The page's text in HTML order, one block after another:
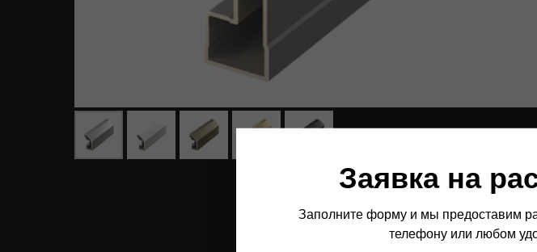
Заявка на
Заполните форму и мы предоставим
телефону или любом